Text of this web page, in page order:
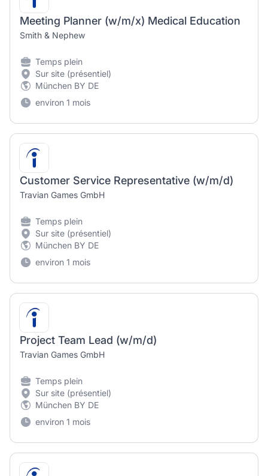
Meeting Planner (w/m/x) Medical Education
Smith & Nephew
Temps plein
Sur site (présentiel)
München BY DE
environ 1 mois
Customer Service Representative (w/m/d)
Travian Games GmbH
Temps plein
Sur site (présentiel)
München BY DE
environ 1 mois
Project Team Lead (w/m/d)
Travian Games GmbH
Temps plein
Sur site (présentiel)
München BY DE
environ 1 mois